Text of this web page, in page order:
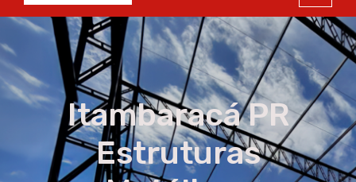
×
ORÇAMENTO
NOME *
E-MAIL *